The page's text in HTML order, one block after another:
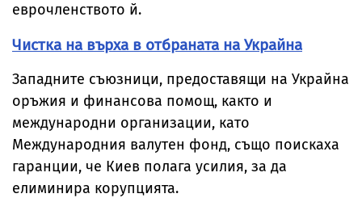
еврочленството й.
Чистка на върха в отбраната на Украйна
Западните съюзници, предоставящи на Украйна
оръжия и финансова помощ, както и
международни организации, като
Международния валутен фонд, също поискаха
гаранции, че Киев полага усилия, за да
елиминира корупцията.